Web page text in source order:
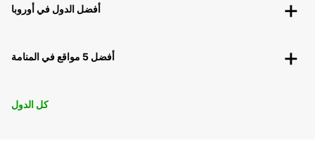
أفضل الدول في أوروبا
أفضل 5 مواقع في المنامة
كل الدول